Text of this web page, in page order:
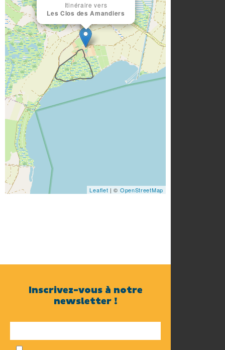
Itinéraire vers
Les Clos des Amandiers
Leaflet | © OpenStreetMap
Inscrivez-vous à notre
newsletter !